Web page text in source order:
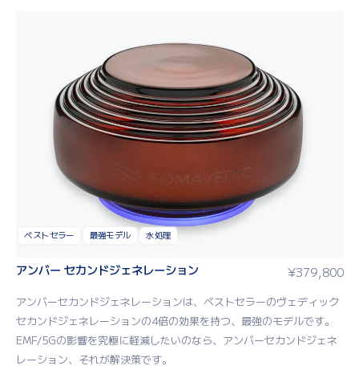
ベストセラー 最強モデル 水処理
アンバー セカンドジェネレーション ¥379,800
アンバーセカンドジェネレーションは、 ベストセラーのヴェディック
セカンドジェネレーションの4倍の効果を持つ、 最強のモデルです。
EMF/5Gの影響を究極に軽減したいのなら、アンバーセカンドジェネ
レーション、それが解決策です。